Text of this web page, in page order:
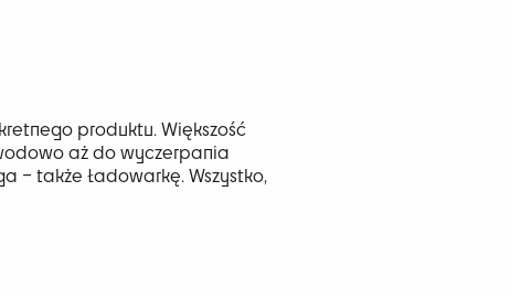
produktu. Większość
aż do wyczerpania
– także ładowarkę. Wszystko,